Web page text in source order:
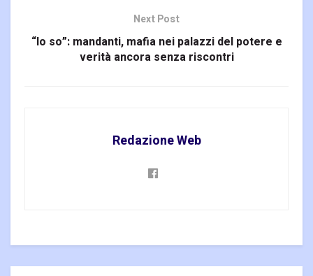
Next Post
“Io so”: mandanti, mafia nei palazzi del potere e
verità ancora senza riscontri
Redazione Web